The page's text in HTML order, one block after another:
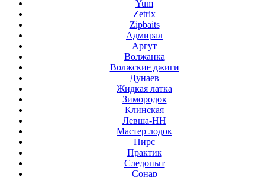
Yum
Zetrix
Zipbaits
Адмирал
Аргут
Волжанка
Волжские джиги
Дунаев
Жидкая латка
Зимородок
Клинская
Левша-НН
Мастер лодок
Пирс
Практик
Следопыт
Сонар